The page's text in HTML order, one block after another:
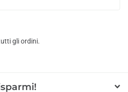
gli ordini.